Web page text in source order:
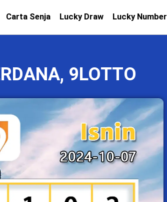
Carta Senja Lucky Draw Lucky Number
9LOTTO